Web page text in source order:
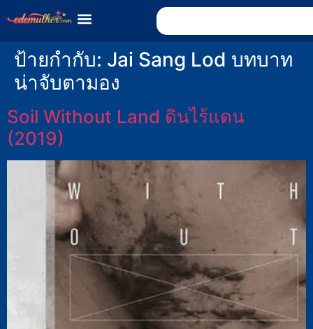
ป้ายกำกับ: Jai Sang Lod บทบาท
น่าจับตามอง
Soil Without Land ดินไร้แดน
(2019)